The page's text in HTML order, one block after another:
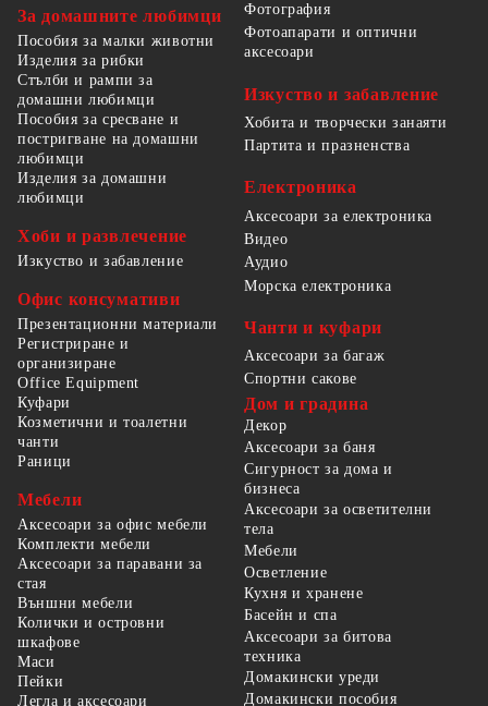
За домашните любимци
Пособия за малки животни
Изделия за рибки
Стълби и рампи за
домашни любимци
Пособия за сресване и
постригване на домашни
любимци
Изделия за домашни
любимци
Хоби и развлечение
Изкуство и забавление
Офис консумативи
Презентационни материали
Регистриране и
организиране
Office Equipment
Фотография
Фотоапарати и оптични
аксесоари
Изкуство и забавление
Хобита и творчески занаяти
Партита и празненства
Електроника
Аксесоари за електроника
Видео
Аудио
Морска електроника
Чанти и куфари
Аксесоари за багаж
Спортни сакове
Куфари
Козметични и тоалетни
чанти
Раници
Мебели
Аксесоари за офис мебели
Комплекти мебели
Аксесоари за паравани за
стая
Външни мебели
Колички и островни
шкафове
Маси
Пейки
Легла и аксесоари
Дом и градина
Декор
Аксесоари за баня
Сигурност за дома и
бизнеса
Аксесоари за осветителни
тела
Мебели
Осветление
Кухня и хранене
Басейн и спа
Аксесоари за битова
техника
Домакински уреди
Домакински пособия